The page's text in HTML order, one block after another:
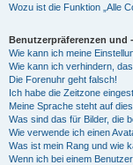
Wozu ist die Funktion „Alle
Benutzerpräferenzen und
Wie kann ich meine
Wie kann ich verhindern,
Die Forenuhr geht falsch!
Ich habe die Zeitzone
Meine Sprache steht auf
Was sind das für Bilder, die
Wie verwende ich einen
Was ist mein Rang und wie
Wenn ich bei einem